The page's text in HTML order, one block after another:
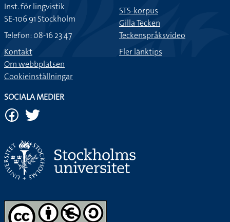
Inst. för lingvistik
SE-106 91 Stockholm
Telefon: 08-16 23 47
Kontakt
Om webbplatsen
Cookieinställningar
STS-korpus
Gilla Tecken
Teckenspråksvideo
Fler länktips
SOCIALA MEDIER